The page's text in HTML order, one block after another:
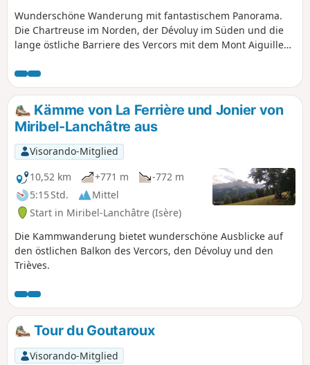
Wunderschöne Wanderung mit fantastischem Panorama.
Die Chartreuse im Norden, der Dévoluy im Süden und die
lange östliche Barriere des Vercors mit dem Mont Aiguille
Kämme von La Ferrière und Jonier von
Miribel-Lanchâtre aus
Visorando-Mitglied
10,52 km
+771 m
-772 m
5:15 Std.
Mittel
Start in Miribel-Lanchâtre (Isère)
Die Kammwanderung bietet wunderschöne Ausblicke auf
den östlichen Balkon des Vercors, den Dévoluy und den
Trièves.
Tour du Goutaroux
Visorando-Mitglied